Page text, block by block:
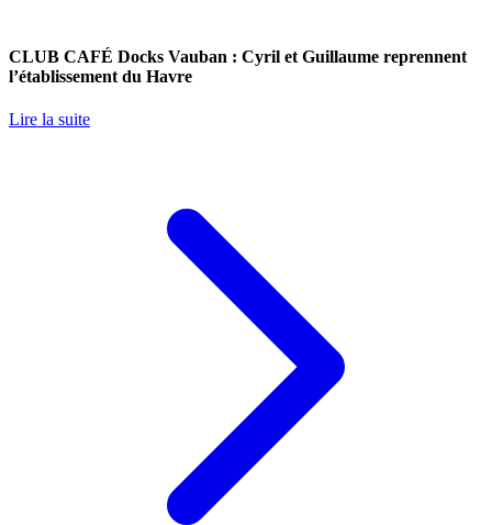
CLUB CAFÉ Docks Vauban : Cyril et Guillaume reprennent
l’établissement du Havre
Lire la suite